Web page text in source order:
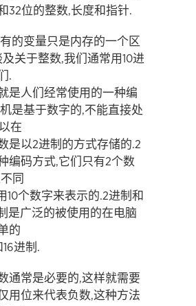
32位的整数,长度和指针.
的变量只是内存的一个区
关于整数,我们通常用10进
.
是人们经常使用的一种编
是基于数字的,不能直接处
在
是以2进制的方式存储的.2
编码方式,它们只有2个数
同
10个数字来表示的.2进制和
是广泛的被使用的在电脑
的
进制.
通常是必要的,这样就需要
用位来代表负数,这种方法